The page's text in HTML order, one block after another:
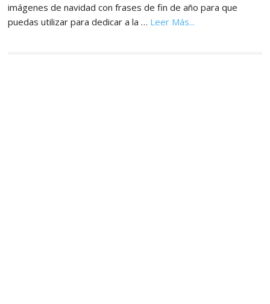
imágenes de navidad con frases de fin de año para que
puedas utilizar para dedicar a la … Leer Más...